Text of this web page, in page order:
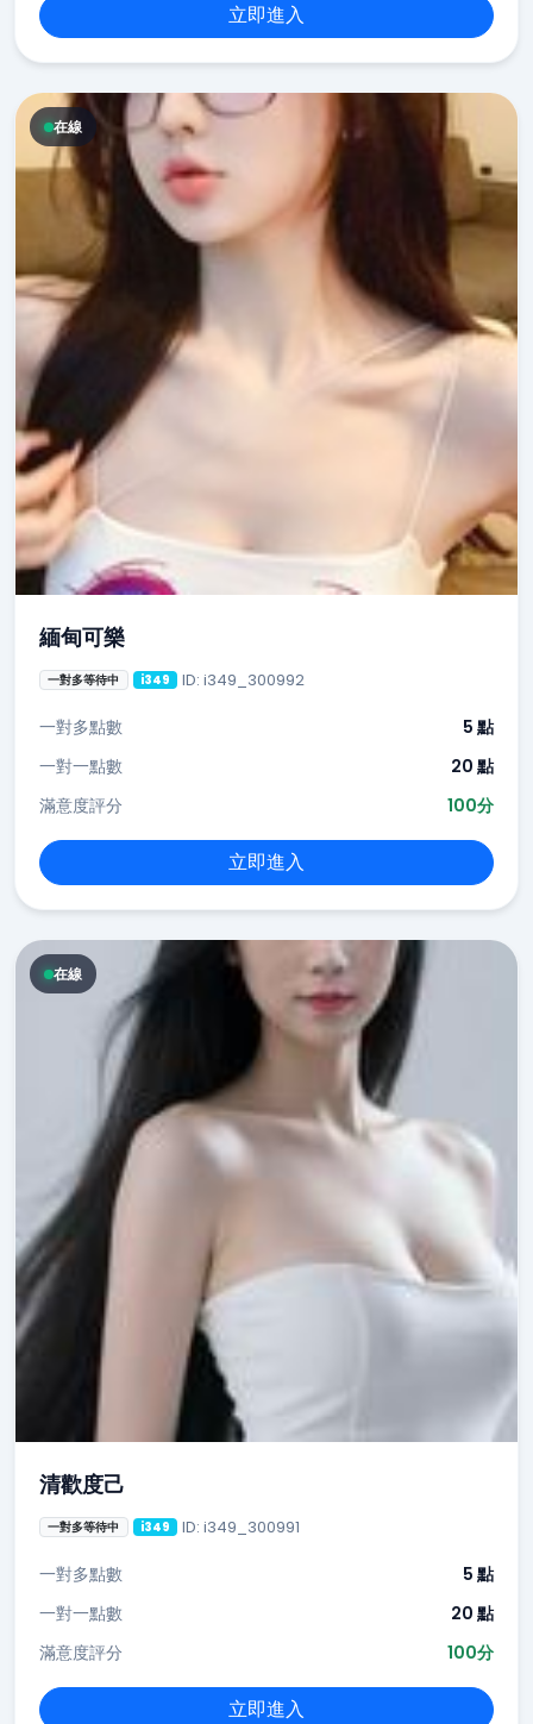
立即進入
在線
緬甸可樂
一對多等待中 i349 ID: i349_300992
一對多點數
5 點
一對一點數
20 點
滿意度評分
100分
立即進入
在線
清歡度己
一對多等待中 i349 ID: i349_300991
一對多點數
5 點
一對一點數
20 點
滿意度評分
100分
立即進入